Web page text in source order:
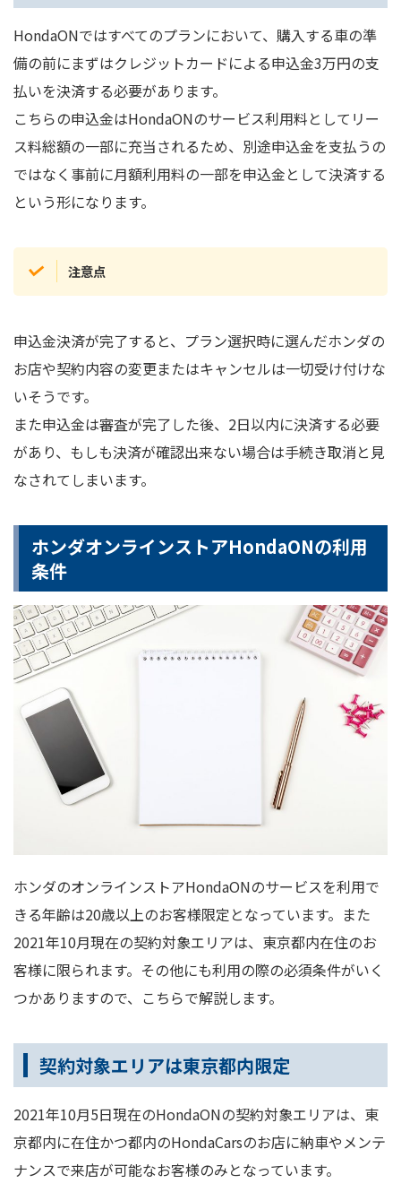
HondaONではすべてのプランにおいて、購入する車の準
備の前にまずはクレジットカードによる申込金3万円の支
払いを決済する必要があります。
こちらの申込金はHondaONのサービス利用料としてリー
ス料総額の一部に充当されるため、別途申込金を支払うの
ではなく事前に月額利用料の一部を申込金として決済する
という形になります。
注意点
申込金決済が完了すると、プラン選択時に選んだホンダの
お店や契約内容の変更またはキャンセルは一切受け付けな
いそうです。
また申込金は審査が完了した後、2日以内に決済する必要
があり、もしも決済が確認出来ない場合は手続き取消と見
なされてしまいます。
ホンダオンラインストアHondaONの利用
条件
ホンダのオンラインストアHondaONのサービスを利用で
きる年齢は20歳以上のお客様限定となっています。また
2021年10月現在の契約対象エリアは、東京都内在住のお
客様に限られます。その他にも利用の際の必須条件がいく
つかありますので、こちらで解説します。
契約対象エリアは東京都内限定
2021年10月5日現在のHondaONの契約対象エリアは、東
京都内に在住かつ都内のHondaCarsのお店に納車やメンテ
ナンスで来店が可能なお客様のみとなっています。